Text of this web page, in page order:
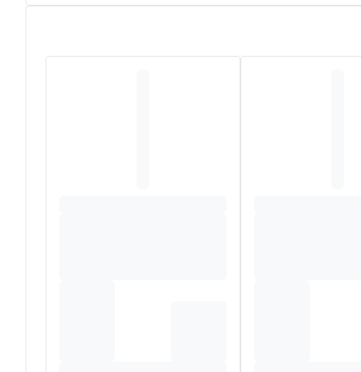
De werkzame stof in dit geneesmiddel is: